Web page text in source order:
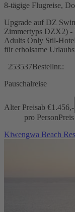
8-tägige Flugreise,
Upgrade auf DZ
Zimmertyps DZX2) -
Adults Only Stil-
für erholsame
253537Bestellnr.:
Pauschalreise
Alter Preisab €1.456,-
pro Person
Kiwengwa Beach